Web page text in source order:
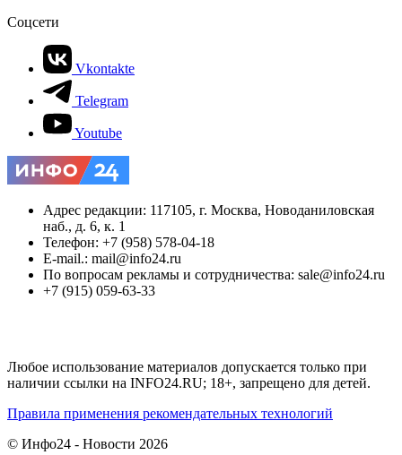
Соцсети
Vkontakte
Telegram
Youtube
Адрес редакции: 117105, г. Москва, Новоданиловская
наб., д. 6, к. 1
Телефон: +7 (958) 578-04-18
E-mail.: mail@info24.ru
По вопросам рекламы и сотрудничества: sale@info24.ru
+7 (915) 059-63-33
Любое использование материалов допускается только при
наличии ссылки на INFO24.RU; 18+, запрещено для детей.
Правила применения рекомендательных технологий
© Инфо24 - Новости 2026